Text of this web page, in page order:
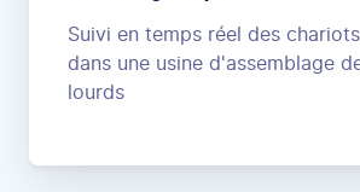
Suivi en temps réel des
dans une usine d'assemblage
lourds